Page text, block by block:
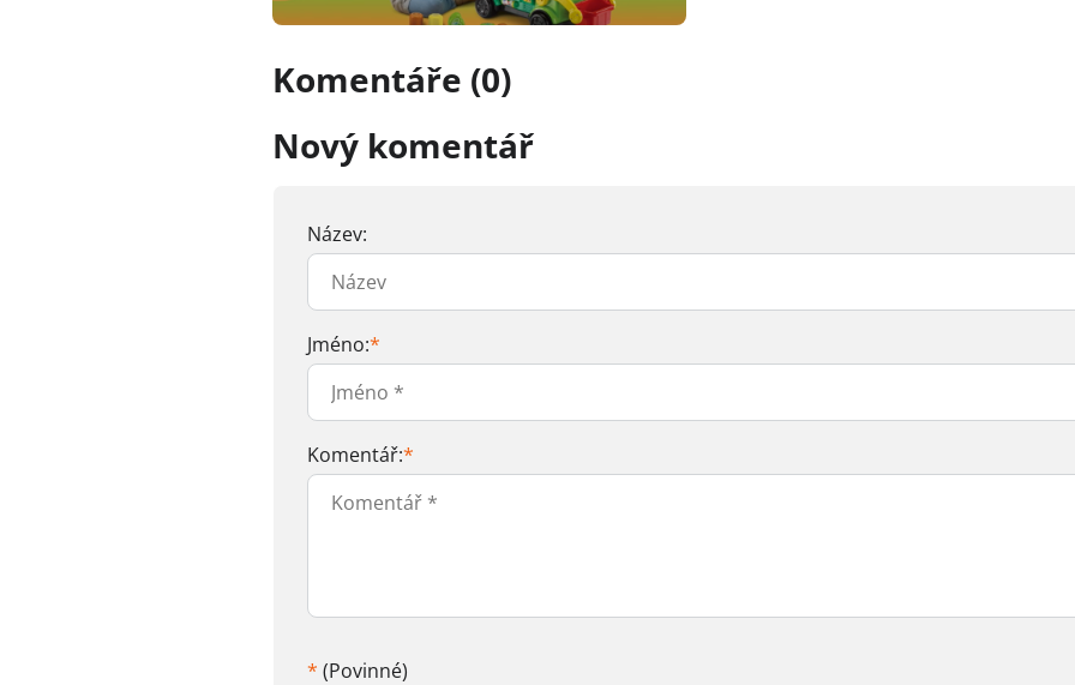
Komentáře (0)
Nový komentář
Název:
Jméno:*
Komentář:*
* (Povinné)